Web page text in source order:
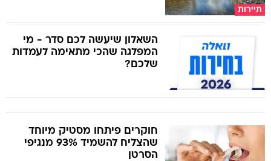
תיירות
השאלון שיעשה לכם סדר - מי
המפלגה שהכי מתאימה לעמדות
שלכם?
חוקרים פיתחו מסטיק מיוחד
שהצליח להשמיד 93% מנגיפי
הסרטן